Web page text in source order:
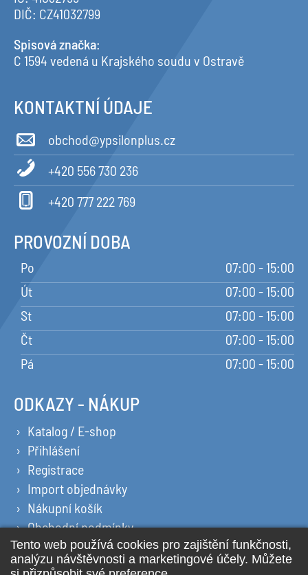
DIČ: CZ41032799
Spisová značka:
C 1594 vedená u Krajského soudu v Ostravě
KONTAKTNÍ ÚDAJE
obchod@ypsilonplus.cz
+420 556 730 236
+420 777 222 769
PROVOZNÍ DOBA
Po
07:00 - 15:00
Út
07:00 - 15:00
St
07:00 - 15:00
Čt
07:00 - 15:00
Pá
07:00 - 15:00
ODKAZY - NÁKUP
Katalog / E-shop
Přihlášení
Registrace
Import objednávky
Nákupní košík
Obchodní podmínky
Ochrana osobních údajů
Prohlášení o cookies